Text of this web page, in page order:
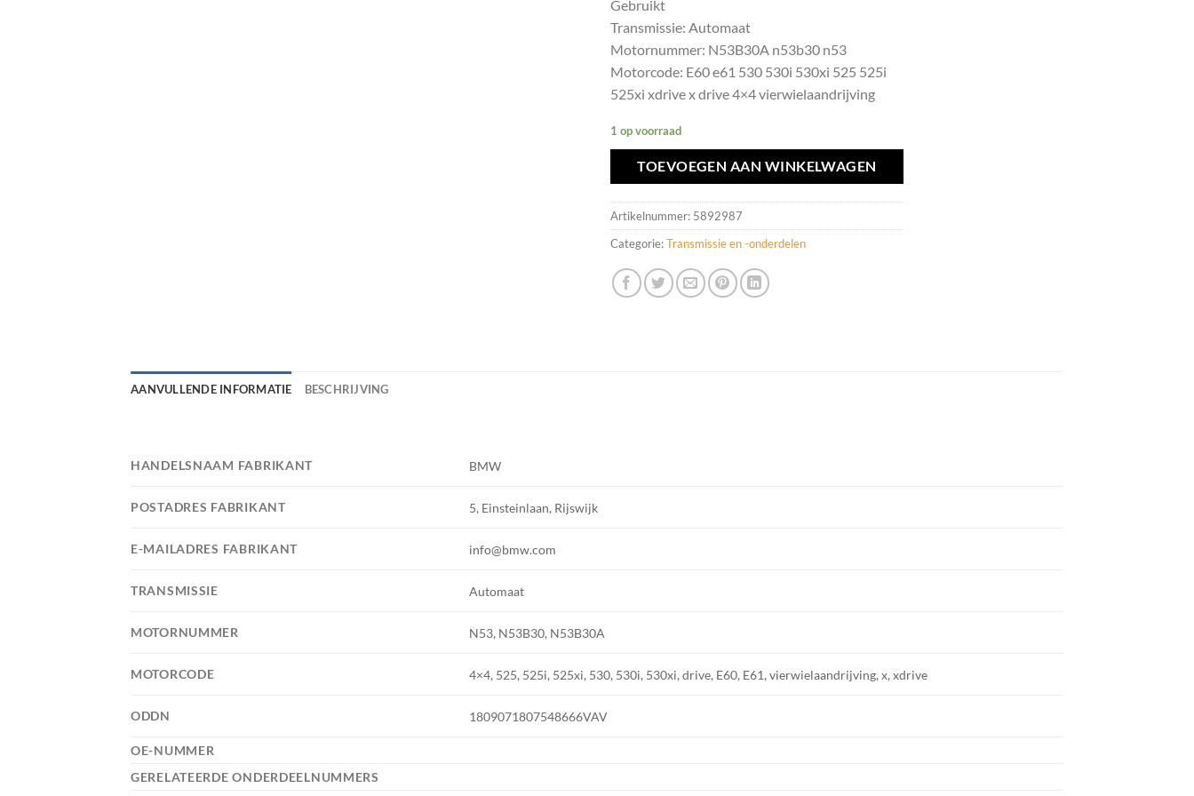
Gebruikt
Transmissie: Automaat
Motornummer: N53B30A n53b30 n53
Motorcode: E60 e61 530 530i 530xi 525 525i
525xi xdrive x drive 4×4 vierwielaandrijving
1 op voorraad
TOEVOEGEN AAN WINKELWAGEN
Artikelnummer: 5892987
Categorie:Transmissie en -onderdelen
AANVULLENDE INFORMATIE BESCHRIJVING
HANDELSNAAM FABRIKANT BMW
POSTADRES FABRIKANT 5, Einsteinlaan, Rijswijk
E-MAILADRES FABRIKANT info@bmw.com
TRANSMISSIE Automaat
MOTORNUMMER N53, N53B30, N53B30A
MOTORCODE 4×4, 525, 525i, 525xi, 530, 530i, 530xi, drive, E60, E61, vierwielaandrijving, x, xdrive
ODDN 1809071807548666VAV
OE-NUMMER
GERELATEERDE ONDERDEELNUMMERS